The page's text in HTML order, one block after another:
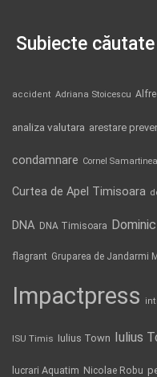
Subiecte
accident Adriana Stoicescu
analiza valutara arestare
condamnare Cornel
Curtea de Apel Timisoara
DNA DNA Timisoara
flagrant Gruparea de Jandarmi
Impactpress
ISU Timis Iulius Town Iulius
lucrari Aquatim Nicolae Robu